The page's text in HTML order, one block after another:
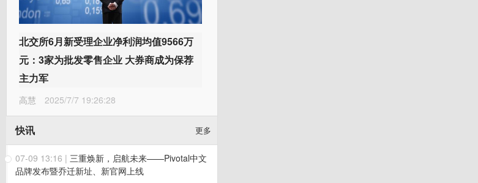
北交所6月新受理企业净利润均值9566万
元：3家为批发零售企业 大券商成为保荐
主力军
高慧 2025/7/7 19:26:28
快讯 更多
07-09 13:16 | 三重焕新，启航未来——Pivotal中文
品牌发布暨乔迁新址、新官网上线